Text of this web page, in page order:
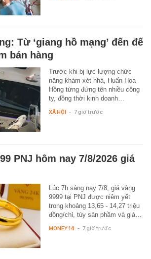
Từ ‘giang hồ mạng’ đến đế
bán hàng
Trước khi bị lực lượng chức
năng khám xét nhà, Huấn Hoa
Hồng từng đứng tên nhiều công
ty, đồng thời kinh doanh…
XÃ HỘI - 7 giờ trước
PNJ hôm nay 7/8/2026 giá
Lúc 7h sáng nay 7/8, giá vàng
9999 tại PNJ được niêm yết
trong khoảng 13,65 - 14,27 triệu
đồng/chỉ, tùy sản phầm và giá…
MONEY.14 - 7 giờ trước